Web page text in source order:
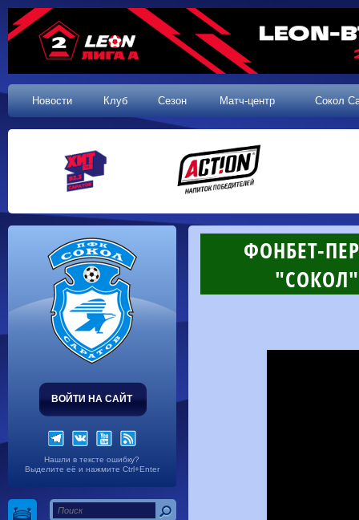
Новости Клуб Сезон Матч-центр Сокол
ВОЙТИ НА САЙТ
Нашли в тексте ошибку?
Выделите её и нажмите Ctrl+Enter
ФОНБЕТ-